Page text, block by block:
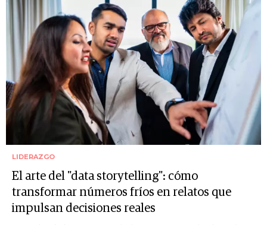
LIDERAZGO
El arte del "data storytelling": cómo
transformar números fríos en relatos que
impulsan decisiones reales